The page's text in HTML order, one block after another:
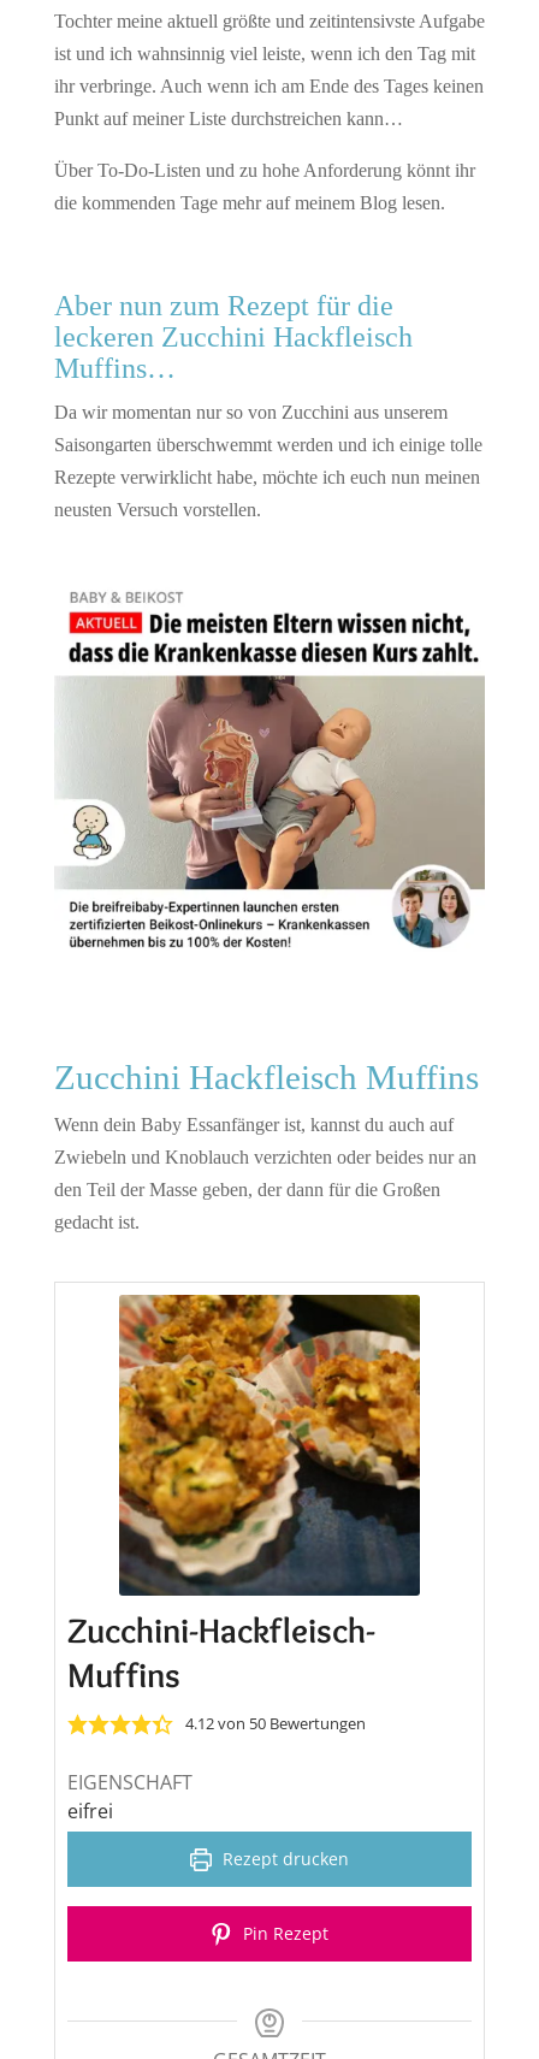
Tochter meine aktuell größte und zeitintensivste Aufgabe
ist und ich wahnsinnig viel leiste, wenn ich den Tag mit
ihr verbringe. Auch wenn ich am Ende des Tages keinen
Punkt auf meiner Liste durchstreichen kann…
Über To-Do-Listen und zu hohe Anforderung könnt ihr
die kommenden Tage mehr auf meinem Blog lesen.
Aber nun zum Rezept für die
leckeren Zucchini Hackfleisch
Muffins…
Da wir momentan nur so von Zucchini aus unserem
Saisongarten überschwemmt werden und ich einige tolle
Rezepte verwirklicht habe, möchte ich euch nun meinen
neusten Versuch vorstellen.
Zucchini Hackfleisch Muffins
Wenn dein Baby Essanfänger ist, kannst du auch auf
Zwiebeln und Knoblauch verzichten oder beides nur an
den Teil der Masse geben, der dann für die Großen
gedacht ist.
Zucchini-Hackfleisch-
Muffins
4.12von 50Bewertungen
EIGENSCHAFT
eifrei
Rezept drucken
Pin Rezept